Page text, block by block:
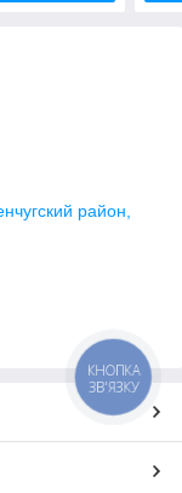
район,
КНОПКА
ЗВ'ЯЗКУ